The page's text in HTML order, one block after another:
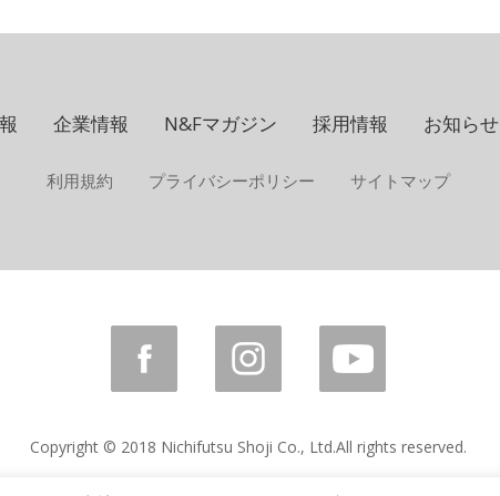
企業情報 N&Fマガジン 採用情報 お知らせ
利用規約 プライバシーポリシー サイトマップ
Copyright © 2018 Nichifutsu Shoji Co., Ltd.All rights reserved.